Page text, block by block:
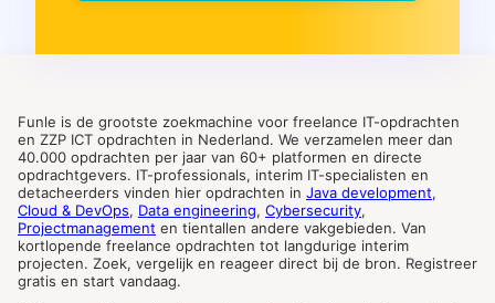
Funle is de grootste zoekmachine voor freelance IT-opdrachten
en ZZP ICT opdrachten in Nederland. We verzamelen meer dan
40.000 opdrachten per jaar van 60+ platformen en directe
opdrachtgevers. IT-professionals, interim IT-specialisten en
detacheerders vinden hier opdrachten in Java development,
Cloud & DevOps, Data engineering, Cybersecurity,
Projectmanagement en tientallen andere vakgebieden. Van
kortlopende freelance opdrachten tot langdurige interim
projecten. Zoek, vergelijk en reageer direct bij de bron. Registreer
gratis en start vandaag.